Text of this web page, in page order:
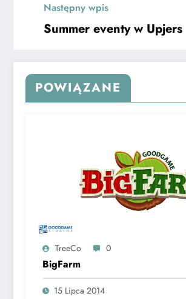
Następny wpis
Summer eventy w Upjers
POWIĄZANE
TreeCo 0
BigFarm
15 Lipca 2014